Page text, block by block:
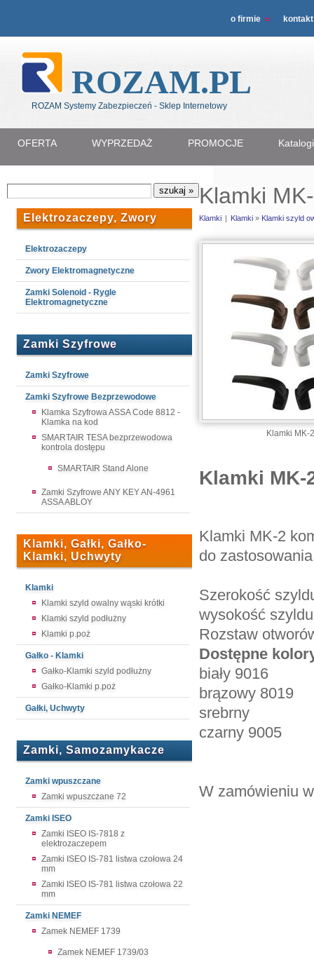
o firmie kontakt
ROZAM.PL
ROZAM Systemy Zabezpieczeń - Sklep Internetowy
OFERTA WYPRZEDAŻ PROMOCJE
Elektrozaczepy, Zwory
Elektrozaczepy
Zwory Elektromagnetyczne
Zamki Solenoid - Rygle
Elektromagnetyczne
Zamki Szyfrowe
Zamki Szyfrowe
Zamki Szyfrowe Bezprzewodowe
Klamka Szyfrowa ASSA Code 8812 -
Klamka na kod
SMARTAIR TESA bezprzewodowa
kontrola dostępu
SMARTAIR Stand Alone
Zamki Szyfrowe ANY KEY AN-4961
ASSA ABLOY
Klamki, Gałki, Gałko-
Klamki, Uchwyty
Klamki
Klamki szyld owalny wąski krótki
Klamki szyld podłużny
Klamki p.poż
Gałko - Klamki
Gałko-Klamki szyld podłużny
Gałko-Klamki p.poż
Gałki, Uchwyty
Zamki, Samozamykacze
Zamki wpuszczane
Zamki wpuszczane 72
Zamki ISEO
Zamki ISEO IS-7818 z
elektrozaczepem
Zamki ISEO IS-781 listwa czołowa 24
mm
Zamki ISEO IS-781 listwa czołowa 22
mm
Zamki NEMEF
Zamek NEMEF 1739
Zamek NEMEF 1739/03
Klamki
Klamki | Klamki » Klamki szyld
Klamki MK-2
Klamki
Klamki MK-2
do
Szerokość
wysokość
Rozstaw
Dostępne
biały 9016
brązowy 8019
srebrny
czarny 9005
W zamówieniu